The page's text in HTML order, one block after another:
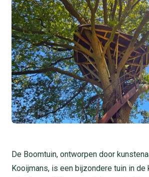
De Boomtuin, ontworpen door
Kooijmans, is een bijzondere tuin in de